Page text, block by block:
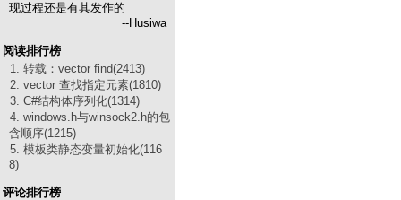
现过程还是有其发作的
--Husiwa
阅读排行榜
1. 转载：vector find(2413)
2. vector 查找指定元素(1810)
3. C#结构体序列化(1314)
4. windows.h与winsock2.h的包
含顺序(1215)
5. 模板类静态变量初始化(116
8)
评论排行榜